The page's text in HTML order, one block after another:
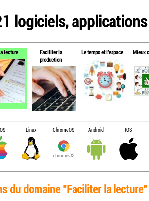
logiciels,
lecture
Faciliter la
production
Le temps et l'espace Mieux
Linux ChromeOS Android IOS
du domaine "Faciliter la